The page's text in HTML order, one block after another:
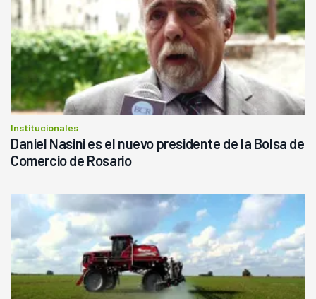
Institucionales
Daniel Nasini es el nuevo presidente de la Bolsa de
Comercio de Rosario